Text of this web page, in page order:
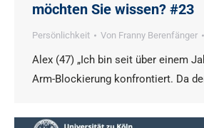
möchten Sie wissen? #23
Persönlichkeit Von Franny Berenfänger
Alex (47) „Ich bin seit über einem
Arm-Blockierung konfrontiert. Da